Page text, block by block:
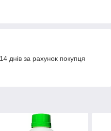
днів за рахунок покупця